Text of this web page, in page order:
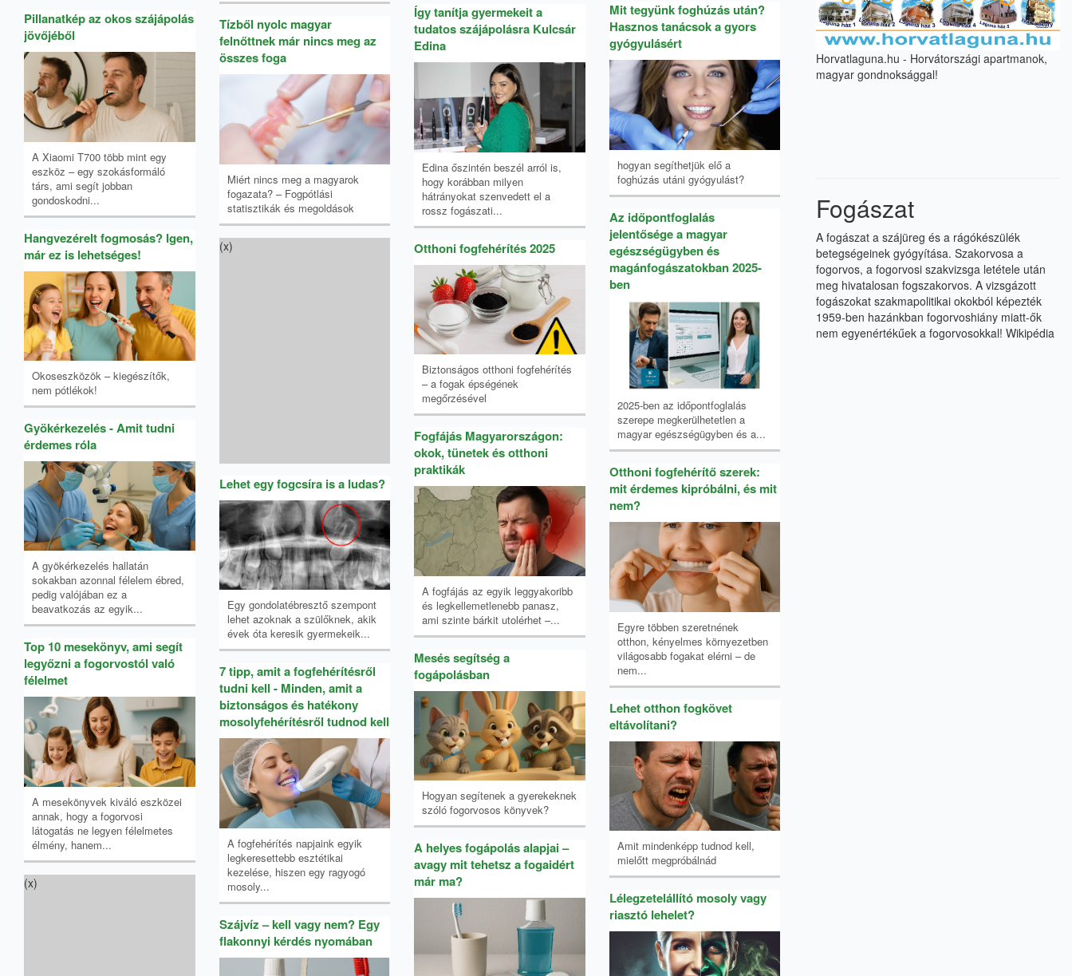
Pillanatkép az okos szájápolás
jövőjéből
A Xiaomi T700 több mint egy
eszköz – egy szokásformáló
társ, ami segít jobban
gondoskodni...
Hangvezérelt fogmosás? Igen,
már ez is lehetséges!
Okoseszközök – kiegészítők,
nem pótlékok!
Gyökérkezelés - Amit tudni
érdemes róla
A gyökérkezelés hallatán
sokakban azonnal félelem ébred,
pedig valójában ez a
beavatkozás az egyik...
Top 10 mesekönyv, ami segít
legyőzni a fogorvostól való
félelmet
A mesekönyvek kiváló eszközei
annak, hogy a fogorvosi
látogatás ne legyen félelmetes
élmény, hanem...
(x)
Tízből nyolc magyar
felnőttnek már nincs meg az
összes foga
Miért nincs meg a magyarok
fogazata? – Fogpótlási
statisztikák és megoldások
(x)
Lehet egy fogcsíra is a ludas?
Egy gondolatébresztő szempont
lehet azoknak a szülőknek, akik
évek óta keresik gyermekeik...
7 tipp, amit a fogfehérítésről
tudni kell - Minden, amit a
biztonságos és hatékony
mosolyfehérítésről tudnod kell
A fogfehérítés napjaink egyik
legkeresettebb esztétikai
kezelése, hiszen egy ragyogó
mosoly...
Szájvíz – kell vagy nem? Egy
flakonnyi kérdés nyomában
Így tanítja gyermekeit a
tudatos szájápolásra Kulcsár
Edina
Edina őszintén beszél arról is,
hogy korábban milyen
hátrányokat szenvedett el a
rossz fogászati...
Otthoni fogfehérítés 2025
Biztonságos otthoni fogfehérítés
– a fogak épségének
megőrzésével
Fogfájás Magyarországon:
okok, tünetek és otthoni
praktikák
A fogfájás az egyik leggyakoribb
és legkellemetlenebb panasz,
ami szinte bárkit utolérhet –...
Mesés segítség a
fogápolásban
Hogyan segítenek a gyerekeknek
szóló fogorvosos könyvek?
A helyes fogápolás alapjai –
avagy mit tehetsz a fogaidért
már ma?
Mit tegyünk foghúzás után?
Hasznos tanácsok a gyors
gyógyulásért
hogyan segíthetjük elő a
foghúzás utáni gyógyulást?
Az időpontfoglalás
jelentősége a magyar
egészségügyben és
magánfogászatokban 2025-
ben
2025-ben az időpontfoglalás
szerepe megkerülhetetlen a
magyar egészségügyben és a...
Otthoni fogfehérítő szerek:
mit érdemes kipróbálni, és mit
nem?
Egyre többen szeretnének
otthon, kényelmes környezetben
világosabb fogakat elérni – de
nem...
Lehet otthon fogkövet
eltávolítani?
Amit mindenképp tudnod kell,
mielőtt megpróbálnád
Lélegzetelállító mosoly vagy
riasztó lehelet?
Horvatlaguna.hu - Horvátországi apartmanok,
magyar gondnoksággal!
Fogászat
A fogászat a szájüreg és a rágókészülék
betegségeinek gyógyítása. Szakorvosa a
fogorvos, a fogorvosi szakvizsga letétele után
meg hivatalosan fogszakorvos. A vizsgázott
fogászokat szakmapolitikai okokból képezték
1959-ben hazánkban fogorvoshiány miatt-ők
nem egyenértékűek a fogorvosokkal! Wikipédia